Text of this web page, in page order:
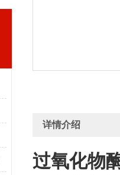
详情介绍
过氧化物